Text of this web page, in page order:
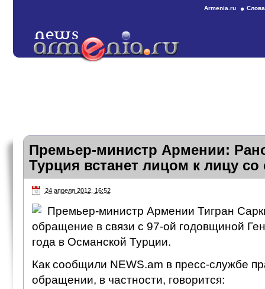
Armenia.ru
Премьер-министр Армении:
Турция встанет лицом к лицу со
24 апреля 2012, 16:52
Премьер-министр Армении Тигран
обращение в связи с 97-ой годовщиной
года в Османской Турции.
Как сообщили NEWS.am в пресс-службе
обращении, в частности, говорится: